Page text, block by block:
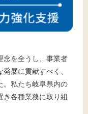
念を全うし、事業者
展に貢献すべく、
。私たち岐阜県内の
き各種業務に取り組